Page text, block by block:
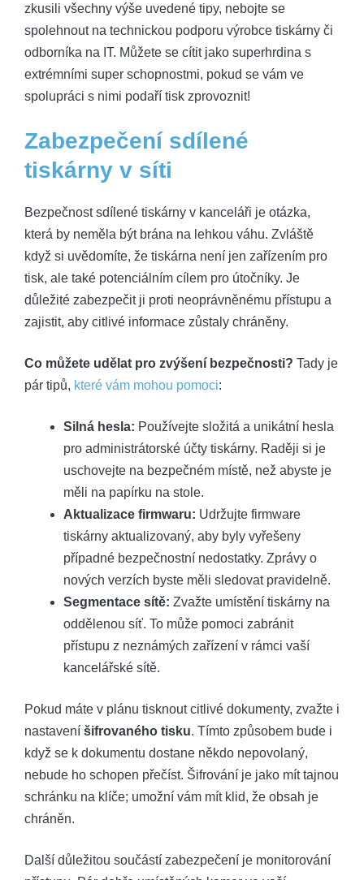
zkusili všechny výše uvedené tipy, nebojte se
spolehnout na technickou podporu výrobce tiskárny či
odborníka na IT. Můžete se cítit jako superhrdina s
extrémními super schopnostmi, pokud se vám ve
spolupráci s nimi podaří tisk zprovoznit!
Zabezpečení sdílené
tiskárny v síti
Bezpečnost sdílené tiskárny v kanceláři je otázka,
která by neměla být brána na lehkou váhu. Zvláště
když si uvědomíte, že tiskárna není jen zařízením pro
tisk, ale také potenciálním cílem pro útočníky. Je
důležité zabezpečit ji proti neoprávněnému přístupu a
zajistit, aby citlivé informace zůstaly chráněny.
Co můžete udělat pro zvýšení bezpečnosti? Tady je
pár tipů, které vám mohou pomoci:
Silná hesla: Používejte složitá a unikátní hesla
pro administrátorské účty tiskárny. Raději si je
uschovejte na bezpečném místě, než abyste je
měli na papírku na stole.
Aktualizace firmwaru: Udržujte firmware
tiskárny aktualizovaný, aby byly vyřešeny
případné bezpečnostní nedostatky. Zprávy o
nových verzích byste měli sledovat pravidelně.
Segmentace sítě: Zvažte umístění tiskárny na
oddělenou síť. To může pomoci zabránit
přístupu z neznámých zařízení v rámci vaší
kancelářské sítě.
Pokud máte v plánu tisknout citlivé dokumenty, zvažte i
nastavení šifrovaného tisku. Tímto způsobem bude i
když se k dokumentu dostane někdo nepovolaný,
nebude ho schopen přečíst. Šifrování je jako mít tajnou
schránku na klíče; umožní vám mít klid, že obsah je
chráněn.
Další důležitou součástí zabezpečení je monitorování